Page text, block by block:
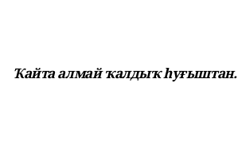
Ҡайта алмай ҡалдыҡ һуғыштан.